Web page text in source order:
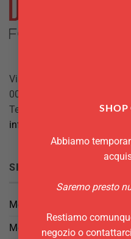
SHOP
Abbiamo
Saremo presto
Restiamo
negozio o
Via Giuseppe Mazzini, 10
00042 Anzio (RM)
Tel.
info@delgattoforniture.it
SICUREZZA
Metodi di Pagamento
Metodi di Spedizione